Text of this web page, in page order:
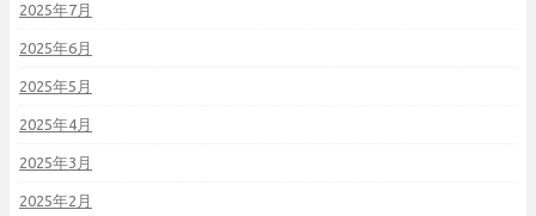
2025年7月
2025年6月
2025年5月
2025年4月
2025年3月
2025年2月